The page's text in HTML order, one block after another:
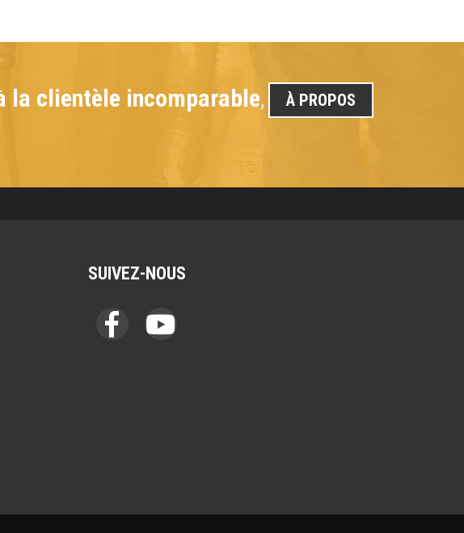
À PROPOS
la clientèle incomparable,
SUIVEZ-NOUS